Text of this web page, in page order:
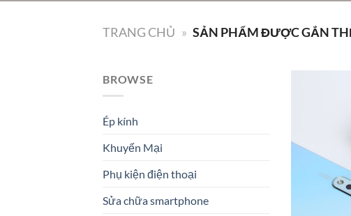
TRANG CHỦ » SẢN PHẨM ĐƯỢC GẮN
BROWSE
Ép kính
Khuyến Mại
Phụ kiện điện thoại
Sửa chữa smartphone